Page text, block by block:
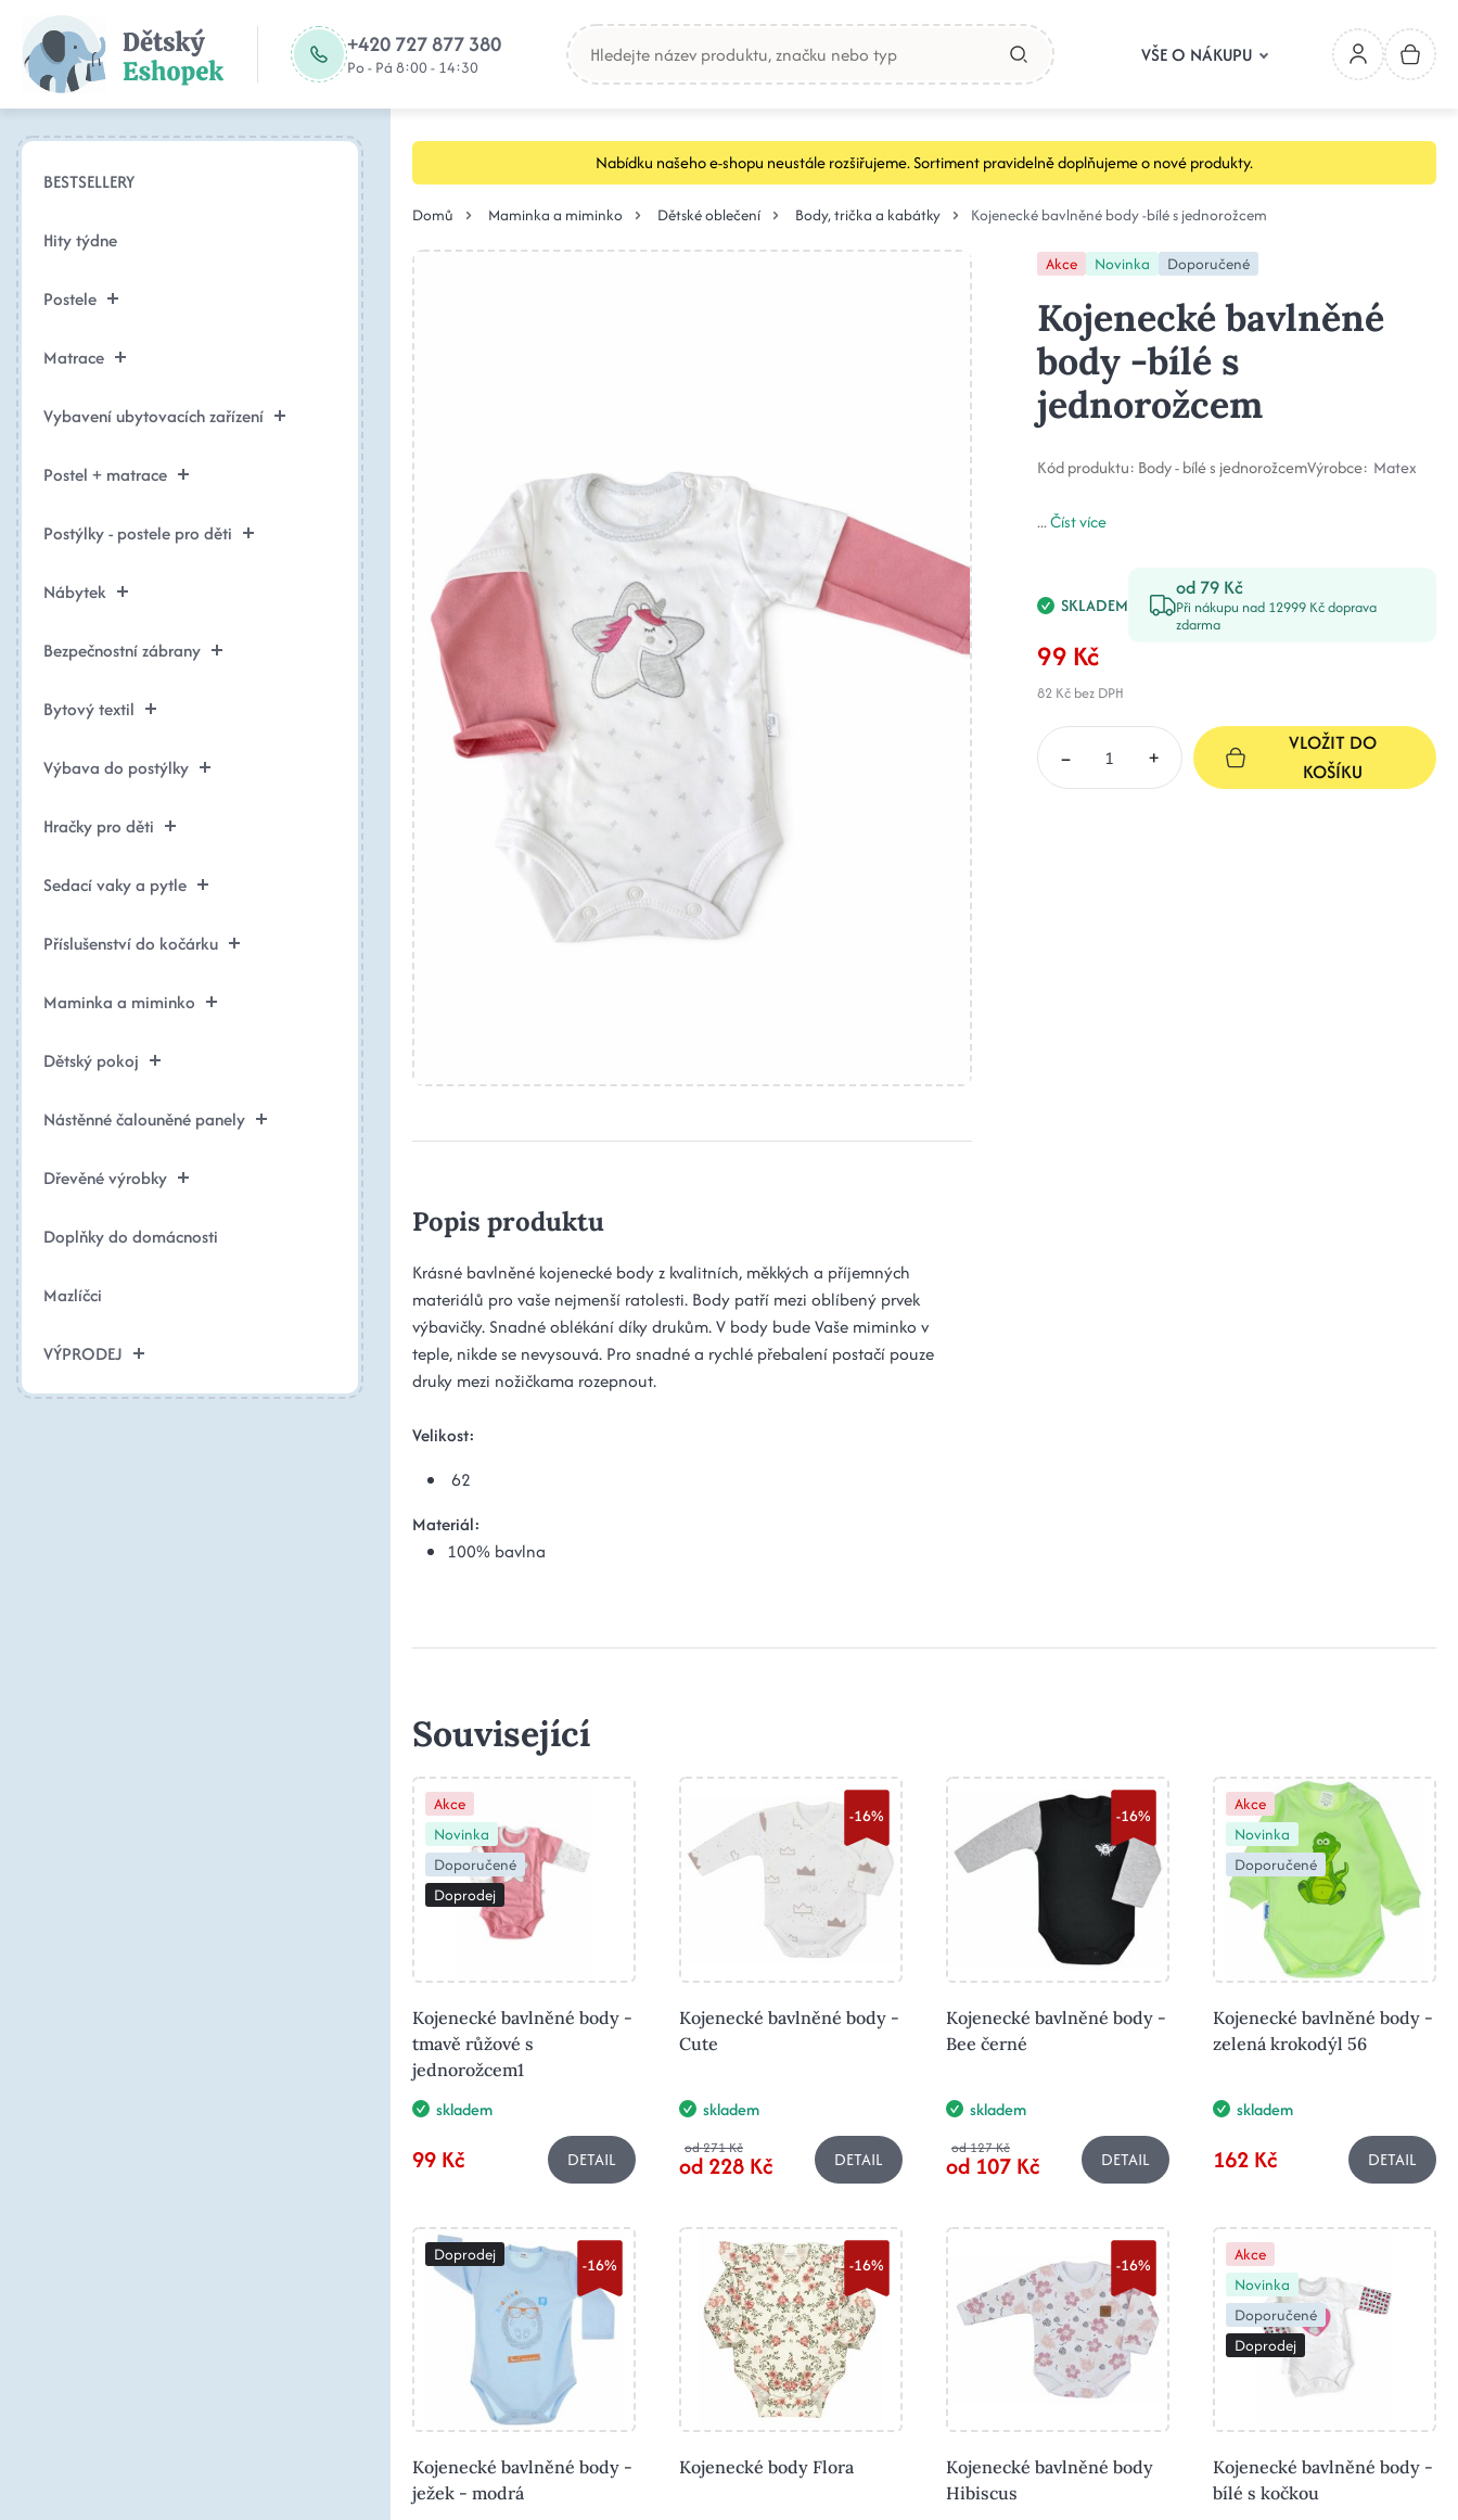
+420 727 877 380
Po - Pá 8:00 - 14:30
VŠE O NÁKUPU
BESTSELLERY
Hity týdne
Postele
Matrace
Vybavení ubytovacích zařízení
Postel + matrace
Postýlky - postele pro děti
Nábytek
Bezpečnostní zábrany
Bytový textil
Výbava do postýlky
Hračky pro děti
Sedací vaky a pytle
Příslušenství do kočárku
Maminka a miminko
Dětský pokoj
Nástěnné čalouněné panely
Dřevěné výrobky
Doplňky do domácnosti
Mazlíčci
VÝPRODEJ
Nabídku našeho e-shopu neustále rozšiřujeme. Sortiment pravidelně doplňujeme o nové produkty.
Domů Maminka a miminko Dětské oblečení Body, trička a kabátky Kojenecké bavlněné body -bílé s jednorožcem
Popis produktu
Krásné bavlněné kojenecké body z kvalitních, měkkých a příjemných
materiálů pro vaše nejmenší ratolesti. Body patří mezi oblíbený prvek
výbavičky. Snadné oblékání díky drukům. V body bude Vaše miminko v
teple, nikde se nevysouvá. Pro snadné a rychlé přebalení postačí pouze
druky mezi nožičkama rozepnout.
Velikost:
62
Materiál:
100% bavlna
Akce Novinka Doporučené
Kojenecké bavlněné
body -bílé s
jednorožcem
Kód produktu: Body - bílé s jednorožcemVýrobce: Matex
...Číst více
SKLADEM
od 79 Kč
Při nákupu nad 12999 Kč doprava
zdarma
99 Kč
82 Kčbez DPH
– +
VLOŽIT DO
KOŠÍKU
Související
Akce
Novinka
Doporučené
Doprodej
Kojenecké bavlněné body -
tmavě růžové s
jednorožcem1
skladem
99 Kč DETAIL
-16%
Kojenecké bavlněné body -
Cute
skladem
od 271 Kč
od 228 Kč DETAIL
-16%
Kojenecké bavlněné body -
Bee černé
skladem
od 127 Kč
od 107 Kč DETAIL
Akce
Novinka
Doporučené
Kojenecké bavlněné body -
zelená krokodýl 56
skladem
162 Kč DETAIL
Doprodej
-16%
Kojenecké bavlněné body -
ježek - modrá
-16%
Kojenecké body Flora
-16%
Kojenecké bavlněné body
Hibiscus
Akce
Novinka
Doporučené
Doprodej
Kojenecké bavlněné body -
bílé s kočkou